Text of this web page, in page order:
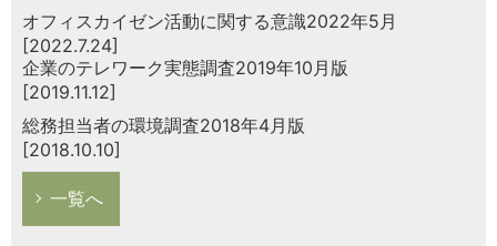
オフィスカイゼン活動に関する意識2022年5月
[2022.7.24]
企業のテレワーク実態調査2019年10月版
[2019.11.12]
総務担当者の環境調査2018年4月版
[2018.10.10]
一覧へ